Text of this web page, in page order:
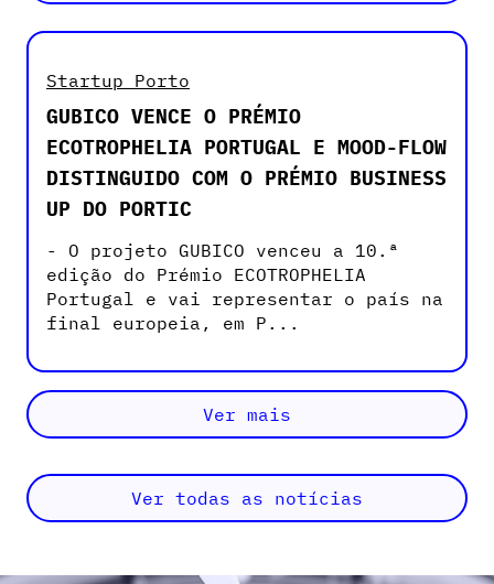
Startup Porto
GUBICO VENCE O PRÉMIO
ECOTROPHELIA PORTUGAL E MOOD-FLOW
DISTINGUIDO COM O PRÉMIO BUSINESS
UP DO PORTIC
- O projeto GUBICO venceu a 10.ª
edição do Prémio ECOTROPHELIA
Portugal e vai representar o país na
final europeia, em P...
Ver mais
Ver todas as notícias